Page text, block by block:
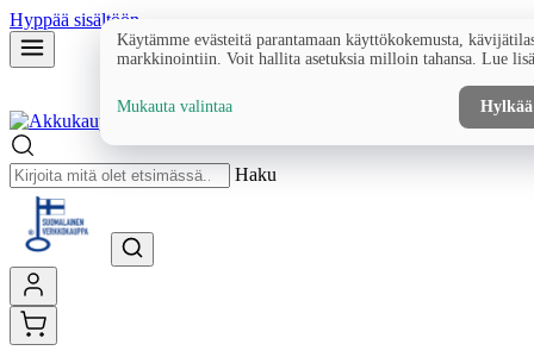
Hyppää sisältöön
Haku
Käytämme evästeitä parantamaan käyttökokemusta,
markkinointiin. Voit hallita asetuksia milloin tahansa. Lue
Mukauta valintaa Hylkää